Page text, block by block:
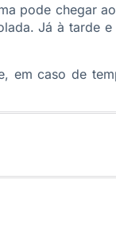
pode chegar
Já à tarde
em caso de